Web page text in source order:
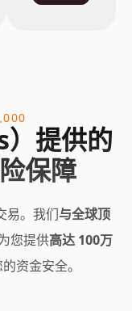
提供的
保障
易。我们与全球顶
您提供高达 100万
资金安全。